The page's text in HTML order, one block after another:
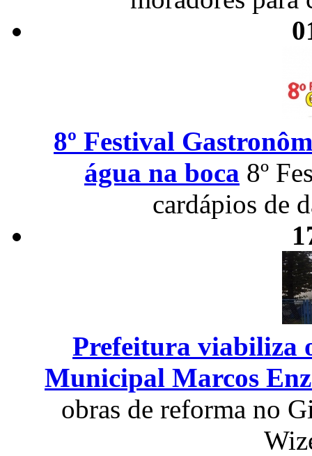
8º Festival
água na boca 8º
cardápios de
Prefeitura viabiliza
Municipal Marcos
obras de reforma no